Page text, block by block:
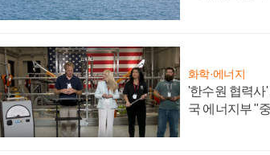
화학·에너지
'한수원 협력사'
국 에너지부 "